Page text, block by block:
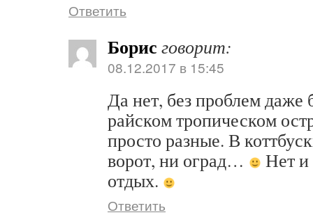
Ответить
Борис говорит:
08.12.2017 в 15:45
Да нет, без проблем даже
райском тропическом
просто разные. В
ворот, ни оград…
Нет и
отдых.
Ответить